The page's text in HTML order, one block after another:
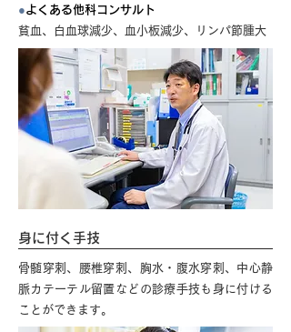
●よくある他科コンサルト
貧血、白血球減少、血小板減少、リンパ節腫大
身に付く手技
骨髄穿刺、腰椎穿刺、胸水・腹水穿刺、中心静
脈カテーテル留置などの診療手技も身に付ける
ことができます。